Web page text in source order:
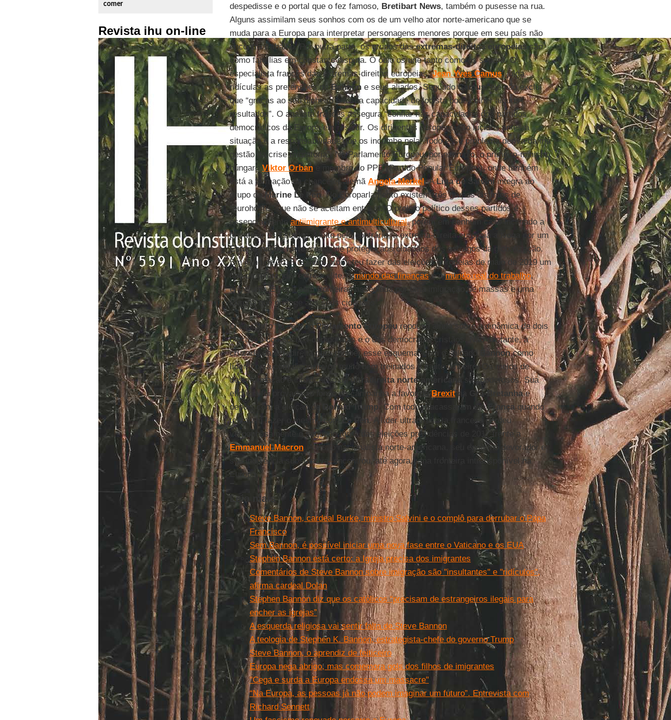
comer
Revista ihu on-line
despedisse e o portal que o fez famoso, Bretibart News, também o pusesse na rua.
Alguns assimilam seus sonhos com os de um velho ator norte-americano que se
muda para a Europa para interpretar personagens menores porque em seu país não
encontra trabalho. Por outra parte, os grupos dasextremas-direitas europeiassão
como famílias em constante disputa. O ódio os une tanto como os separa. O
especialista francês das extremas-direitas europeias,Jean Yves Camus, julga
ridículas as pretensões deBannone seus aliados. SegundoCamus , ele não exclui
que “graças ao seu dinheiro e à sua capacidade de lobista pode colher alguns
resultados”. O analista francês assegura “confiar nas capacidades dos partidos
democráticos da Europa em resistir. Os dirigentes europeus são lúcidos antes a
situação e a responsabilidade que os incumbe nela. Todo esse problema deriva da má
gestão da crise migratória”. No Parlamento Europeu, por exemplo, o primeiro-ministro
húngaroViktor Orbané membro do PPE (Partido Popular Europeu), onde também
está a formação da chanceler alemã Angela Merkel. ALiga de Salviniintegra ao
grupo deMarine Le Pen . No Europarlamento existem três grupos distintos de
“eurohostis” que não se aceitam entre si. O projeto político desses partidos é
essencialmenteantiimigrante e antimulticultural, porém em nenhum caso inclinado a
privatizar os Estados. Muito pelo contrário, a extrema-direita europeia advoga por um
Estado-nação forte, capaz de proteger aos cidadãos dos estragos da globalização.
Em julho de 2018,Salviniprometeu fazer das eleições europeias de maio de 2019 um
tipo de referendo “entre a elite, omundo das finançase omundo real do trabalho,
entre uma Europa sem fronteiras assediada por uma imigração de massas e uma
Europa que protege aos seus cidadãos”.
O equilíbrio no seio doParlamento Europeurepousa ainda sobre a dinâmica de dois
blocos: o dos sociais-democratas e o dos democratas cristãos. Não obstante, a
cruzada da ultradireita para romper esse esquema, com o soldado
Bannoncomo
líder, conta com dispositivos muito bem treinados e muito dinheiro. Os meios de
desinformação e intoxicação daultradireita norte-americana
são poderosos. Sua
eficácia foi provada ao longo da campanha a favor doBrexitna Grã-Bretanhae
depois com a eleição de
Donald Trump . Com todo, fracassaram emFrançaquando
tentaram fazer o mesmo comLe Pen. A líder ultradireitista francesa perdeu
vergonhosamente o segundo turno das eleições presidências de 2017 frente a
Emmanuel Macron. A visão nacionalista norte-americana, seu egoísmo devorador e
sua indolência substantiva, encontrou, até agora, uma fronteira intransponível na
Europa.
Leia mais
Steve Bannon, cardeal Burke, ministro Salvini e o complô para derrubar o Papa
Francisco
Sem Bannon, é possível iniciar uma nova fase entre o Vaticano e os EUA
Stephen Bannon está certo: a Igreja precisa dos imigrantes
Comentários de Steve Bannon sobre imigração são ''insultantes'' e ''ridículos'',
afirma cardeal Dolan
Stephen Bannon diz que os católicos “precisam de estrangeiros ilegais para
encher as igrejas”
A esquerda religiosa vai sentir falta de Steve Bannon
A teologia de Stephen K. Bannon, estrategista-chefe do governo Trump
Steve Bannon, o aprendiz de feiticeiro
Europa nega abrigo, mas comemora gols dos filhos de imigrantes
"Cega e surda a Europa endossa um massacre"
“Na Europa, as pessoas já não podem imaginar um futuro”. Entrevista com
Richard Sennett